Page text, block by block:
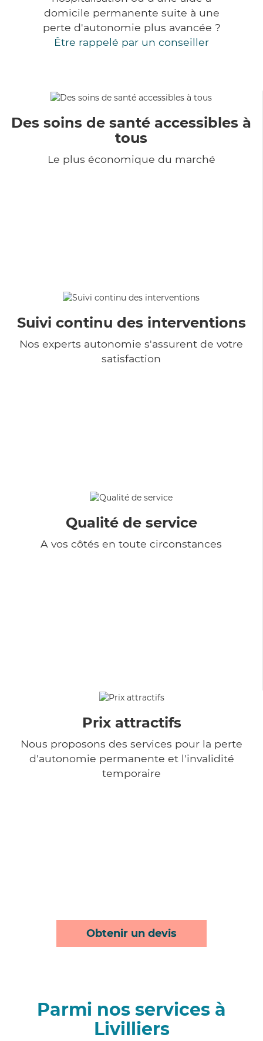
domicile permanente suite à une
perte d'autonomie plus avancée ?
Être rappelé par un conseiller
Des soins de santé accessibles à
tous
Le plus économique du marché
Suivi continu des interventions
Nos experts autonomie s'assurent de votre
satisfaction
Qualité de service
A vos côtés en toute circonstances
Prix attractifs
Nous proposons des services pour la perte
d'autonomie permanente et l'invalidité
temporaire
Obtenir un devis
Parmi nos services à
Livilliers